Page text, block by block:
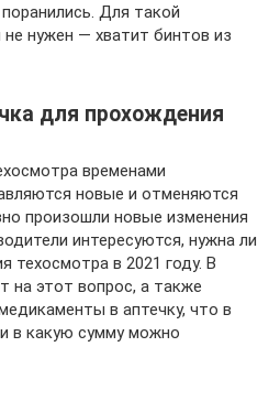
Для такой
нужен — хватит бинтов из
для прохождения
временами
новые и отменяются
произошли новые изменения
интересуются, нужна ли
техосмотра в 2021 году. В
на этот вопрос, а также
в аптечку, что в
в какую сумму можно